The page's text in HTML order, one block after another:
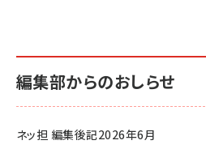
編集部からのおしらせ
ネッ担 編集後記2026年6月